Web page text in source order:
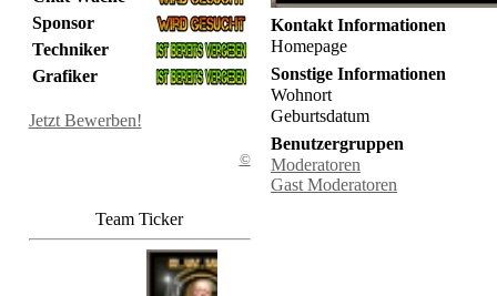
Sponsor
Techniker
Grafiker
Jetzt Bewerben!
©
Team Ticker
Kontakt Informationen
Homepage
Sonstige Informationen
Wohnort
Geburtsdatum
Benutzergruppen
Moderatoren
Gast Moderatoren